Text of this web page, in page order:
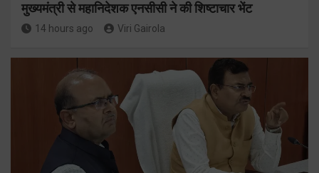
मुख्यमंत्री से महानिदेशक एनसीसी ने की शिष्टाचार भेंट
14 hours ago Viri Gairola